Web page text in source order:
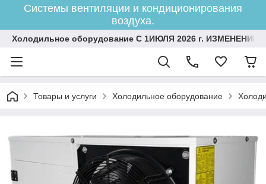
Системы вентиляции и кондиционирования
воздуха.
Холодильное оборудование С 1ИЮЛЯ 2026 г.
Товары и услуги Холодильное оборудование